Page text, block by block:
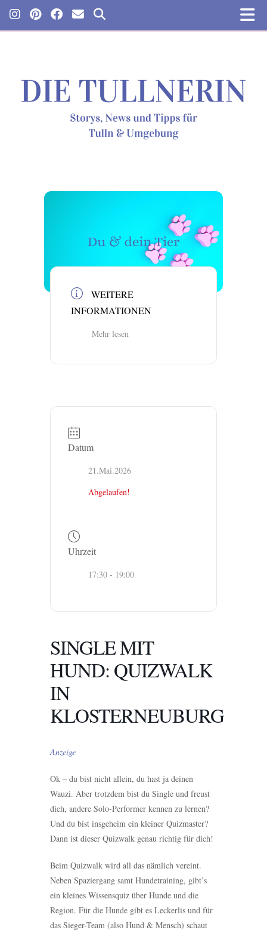
WEITERE
INFORMATIONEN
Mehr lesen
Datum
21.Mai.2026
Abgelaufen!
Uhrzeit
17:30 - 19:00
SINGLE MIT
HUND: QUIZWALK
IN
KLOSTERNEUBURG
Anzeige
Ok – du bist nicht allein, du hast ja deinen
Wauzi. Aber trotzdem bist du Single und freust
dich, andere Solo-Performer kennen zu lernen?
Und du bist insgeheim ein kleiner Quizmaster?
Dann ist dieser Quizwalk genau richtig für dich!
Beim Quizwalk wird all das nämlich vereint.
Neben Spaziergang samt Hundetraining, gibt’s
ein kleines Wissensquiz über Hunde und die
Region. Für die Hunde gibt es Leckerlis und für
das Sieger-Team (also Hund & Mensch) schaut